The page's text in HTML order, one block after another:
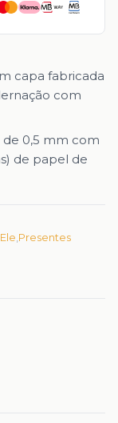
capa fabricada
com
0,5 mm com
de papel de
Presentes